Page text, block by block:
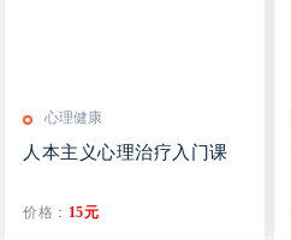
心理健康
人本主义心理治疗入门课
价格： 15元